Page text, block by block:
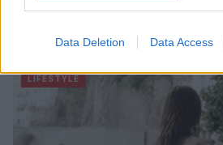
Data Deletion Data Access
Come riconoscere e risolvere i
Beatrice Bonaventura · 6 Ago 2026
LIFESTYLE